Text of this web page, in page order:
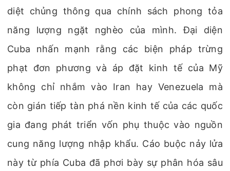
diệt chủng thông qua chính sách phong tỏa
năng lượng ngặt nghèo của mình. Đại diện
Cuba nhấn mạnh rằng các biện pháp trừng
phạt đơn phương và áp đặt kinh tế của Mỹ
không chỉ nhắm vào Iran hay Venezuela mà
còn gián tiếp tàn phá nền kinh tế của các quốc
gia đang phát triển vốn phụ thuộc vào nguồn
cung năng lượng nhập khẩu. Cáo buộc nảy lửa
này từ phía Cuba đã phơi bày sự phân hóa sâu